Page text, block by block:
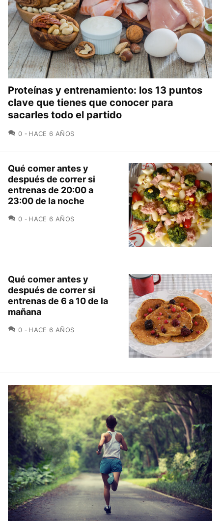
Proteínas y entrenamiento: los 13 puntos
clave que tienes que conocer para
sacarles todo el partido
0 COMENTARIOS
HACE 6 AÑOS
Qué comer antes y
después de correr si
entrenas de 20:00 a
23:00 de la noche
0 COMENTARIOS
HACE 6 AÑOS
Qué comer antes y
después de correr si
entrenas de 6 a 10 de la
mañana
0 COMENTARIOS
HACE 6 AÑOS